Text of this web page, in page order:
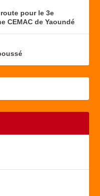
route pour le 3e
CEMAC de Yaoundé